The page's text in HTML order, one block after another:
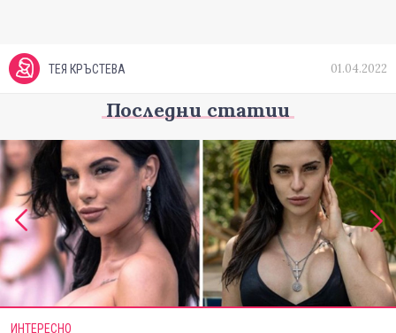
ТЕЯ КРЪСТЕВА 01.04.2022
Последни статии
ИНТЕРЕСНО